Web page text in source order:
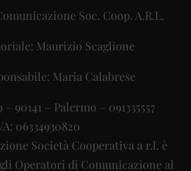
Soc. Coop. A.R.L.
Maurizio Scaglione
Maria Calabrese
90141 – Palermo – 091335557
06334930820
Società Cooperativa a r.l. è
Operatori di Comunicazione al